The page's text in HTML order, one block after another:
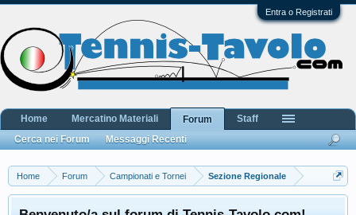
Entra o Registrati
Home Forum Campionati e Tornei Sezione Regionale
Home Mercatino Materiali
Forum
Cerca nei Forum
Messaggi Recenti
Staff